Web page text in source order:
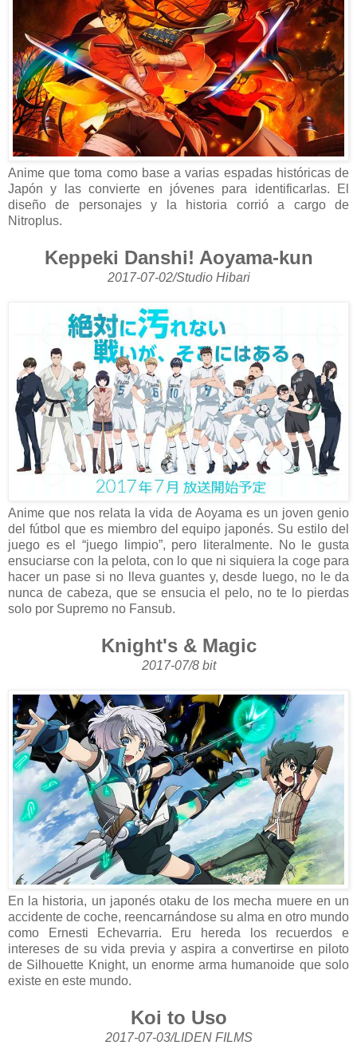
Anime que toma como base a varias espadas históricas de
Japón y las convierte en jóvenes para identificarlas. El
diseño de personajes y la historia corrió a cargo de
Nitroplus.
Keppeki Danshi! Aoyama-kun
2017-07-02/Studio Hibari
Anime que nos relata la vida de Aoyama es un joven genio
del fútbol que es miembro del equipo japonés. Su estilo del
juego es el “juego limpio”, pero literalmente. No le gusta
ensuciarse con la pelota, con lo que ni siquiera la coge para
hacer un pase si no lleva guantes y, desde luego, no le da
nunca de cabeza, que se ensucia el pelo, no te lo pierdas
solo por Supremo no Fansub.
Knight's & Magic
2017-07/8 bit
En la historia, un japonés otaku de los mecha muere en un
accidente de coche, reencarnándose su alma en otro mundo
como Ernesti Echevarria. Eru hereda los recuerdos e
intereses de su vida previa y aspira a convertirse en piloto
de Silhouette Knight, un enorme arma humanoide que solo
existe en este mundo.
Koi to Uso
2017-07-03/LIDEN FILMS